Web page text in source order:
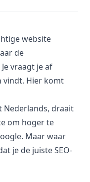
website
de
vraagt je af
vindt. Hier komt
Nederlands, draait
om hoger te
Maar waar
je de juiste SEO-